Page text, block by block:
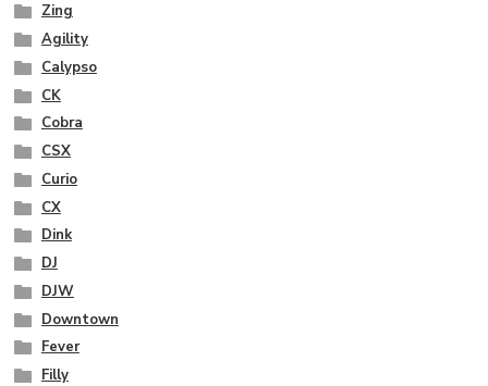
Zing
Agility
Calypso
CK
Cobra
CSX
Curio
CX
Dink
DJ
DJW
Downtown
Fever
Filly